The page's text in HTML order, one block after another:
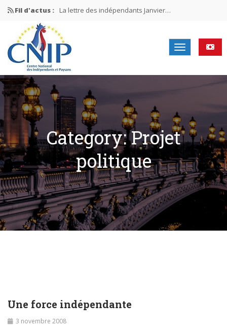
Fil d'actus : La lettre des indépendants Janvier…
La lettre des indépendants Novembre…
La lettre des indépendants Juin…
Mission nationale ÉLECTIONS MUNICIPALES 2026
La lettre des indépendants N°2-2026
Category: Projet
politique
Une force indépendante
3 novembre 2008